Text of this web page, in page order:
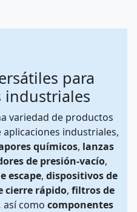
para
industriales
variedad de productos
industriales,
químicos, lanzas
de presión-vacío,
escape, dispositivos de
cierre rápido, filtros de
así como componentes